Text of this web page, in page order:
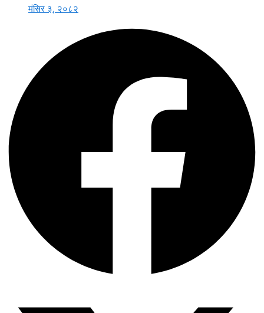
मंसिर ३, २०८२